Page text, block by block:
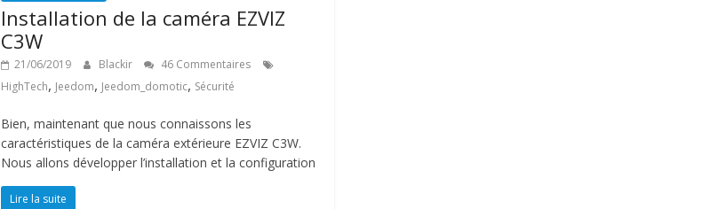
Installation de la caméra EZVIZ
C3W
21/06/2019 Blackir
46 Commentaires
HighTech, Jeedom, Jeedom_domotic, Sécurité
Bien, maintenant que nous connaissons les
caractéristiques de la caméra extérieure EZVIZ C3W.
Nous allons développer l’installation et la configuration
Lire la suite